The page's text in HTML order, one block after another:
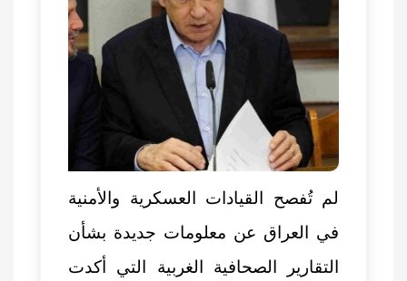
لم تُفصح القيادات العسكرية والأمنية
في العراق عن معلومات جديدة بشأن
التقارير الصحافية الغربية التي أكدت